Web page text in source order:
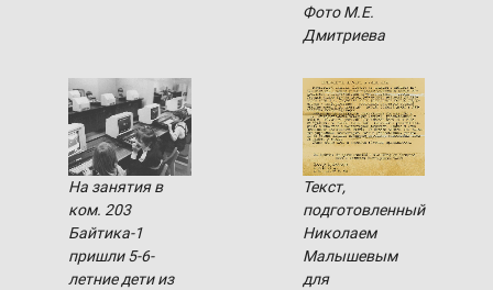
Фото М.Е.
Дмитриева
На занятия в
ком. 203
Байтика-1
пришли 5-6-
летние дети из
Текст,
подготовленный
Николаем
Малышевым
для